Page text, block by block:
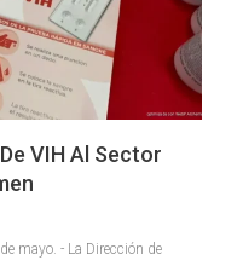
VIH Al Sector
mayo. - La Dirección de